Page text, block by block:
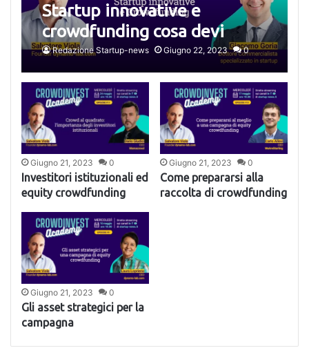
Startup innovative e
crowdfunding cosa devi
sapere
Redazione Startup-news Giugno 22, 2023 0
Giugno 21, 2023 0
Investitori istituzionali ed
equity crowdfunding
Giugno 21, 2023 0
Come prepararsi alla
raccolta di crowdfunding
Giugno 21, 2023 0
Gli asset strategici per la
campagna